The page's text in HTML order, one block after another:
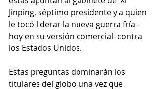
Jinping, séptimo presidente y a quien
le tocó liderar la nueva guerra fría -
hoy en su versión comercial- contra
los Estados Unidos.
Estas preguntas dominarán los
titulares del globo una vez que